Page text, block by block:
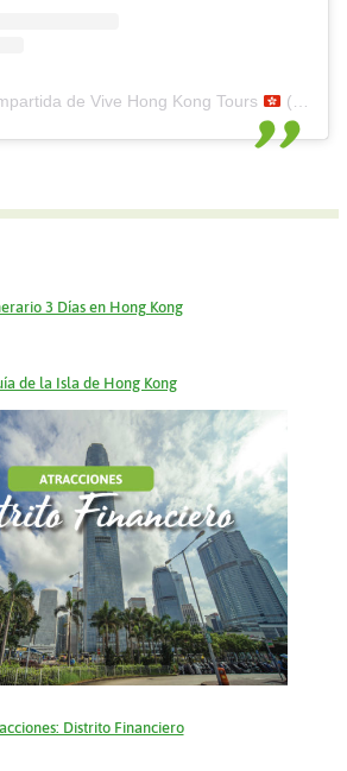
de Vive Hong Kong Tours (@vivehongkong)
3 Días en Hong Kong
de la Isla de Hong Kong
Distrito Financiero